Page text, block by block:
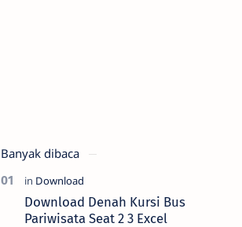
Banyak dibaca
Download Denah Kursi Bus
Pariwisata Seat 2 3 Excel